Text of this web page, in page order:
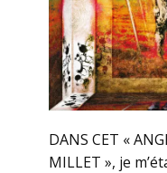
DANS CET «
MILLET », je